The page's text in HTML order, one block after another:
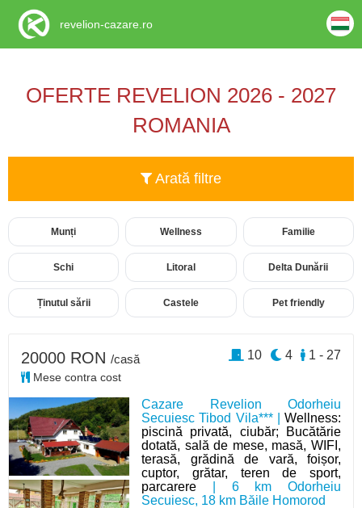
OFERTE REVELION 2026 - 2027
ROMANIA
Arată filtre
Munți Wellness Familie
Schi Litoral Delta Dunării
Ținutul sării Castele Pet friendly
Cazare Revelion Odorheiu
Secuiesc Tibod Vila*** | Wellness:
piscină privată, ciubăr; Bucătărie
dotată, sală de mese, masă, WIFI,
terasă, grădină de vară, foișor,
cuptor, grătar, teren de sport,
parcarere | 6 km Odorheiu
Secuiesc, 18 km Băile Homorod
20000 RON /casă
Mese contra cost
1 - 27
4
10
revelion-cazare.ro